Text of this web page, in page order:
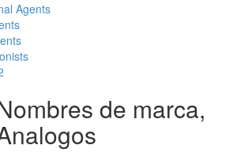
Agents
de marca,